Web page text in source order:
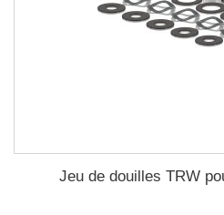
Jeu de douilles TRW